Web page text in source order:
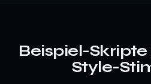
Beispiel-
Style-